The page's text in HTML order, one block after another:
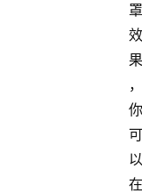
罩
效
果
，
你
可
以
在